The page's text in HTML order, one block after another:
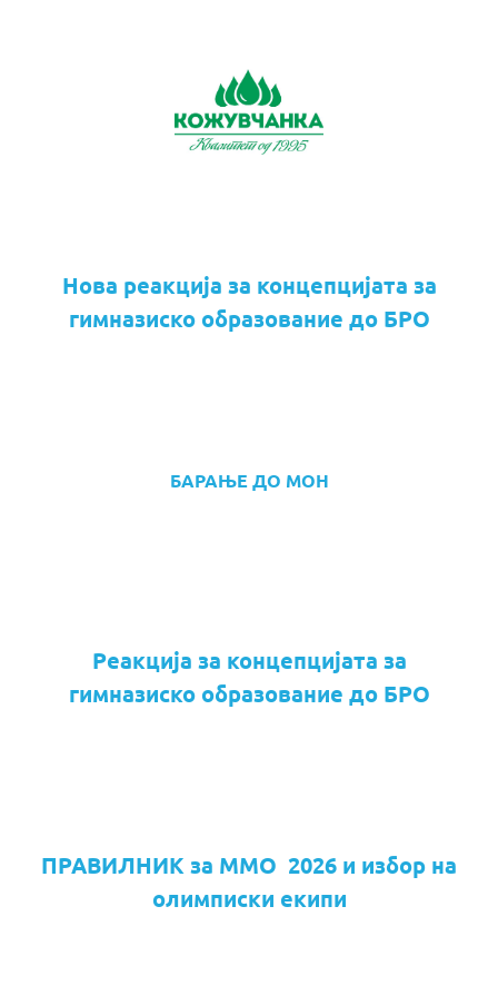
Нова реакција за концепцијата за
гимназиско образование до БРО
БАРАЊЕ ДО МОН
Реакција за концепцијата за
гимназиско образование до БРО
ПРАВИЛНИК за ММО 2026 и избор на
олимписки екипи